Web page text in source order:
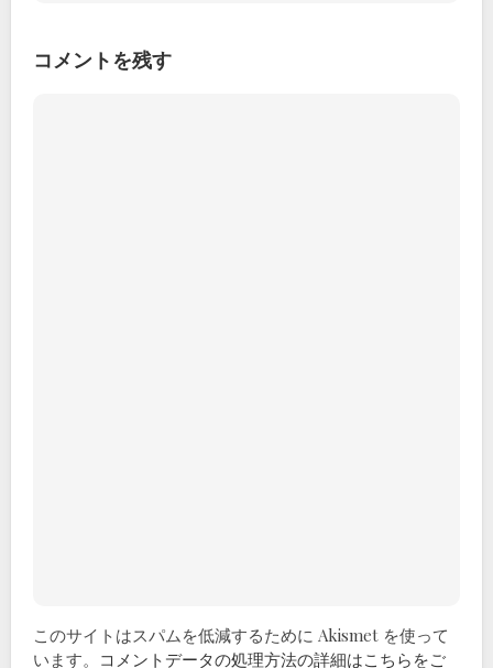
コメントを残す
このサイトはスパムを低減するために Akismet を使って
います。 コメントデータの処理方法の詳細はこちらをご